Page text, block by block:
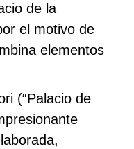
de la
el motivo de
elementos
(“Palacio de